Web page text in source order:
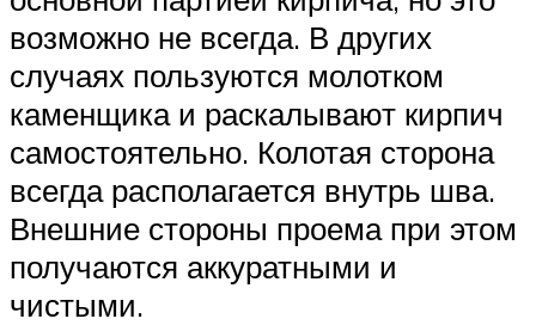
возможно не всегда. В других
случаях пользуются молотком
каменщика и раскалывают кирпич
самостоятельно. Колотая сторона
всегда располагается внутрь шва.
Внешние стороны проема при этом
получаются аккуратными и
чистыми.